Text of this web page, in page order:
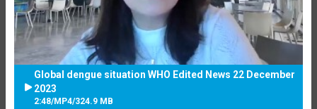
Global dengue situation WHO Edited News 22 December
2023
2:48/MP4/324.9 MB